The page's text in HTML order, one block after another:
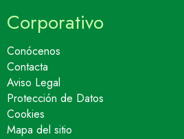
Corporativo
Conócenos
Contacta
Aviso Legal
Protección de Datos
Cookies
Mapa del sitio